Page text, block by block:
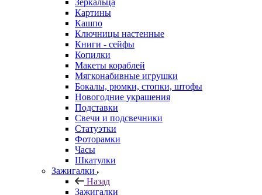
Зеркальца
Картины
Кашпо
Ключницы настенные
Книги - сейфы
Копилки
Макеты кораблей
Мягконабивные игрушки
Бокалы, рюмки, стопки, штофы
Новогодние украшения
Подставки
Свечи и подсвечники
Статуэтки
Фоторамки
Часы
Шкатулки
Зажигалки
Назад
Зажигалки